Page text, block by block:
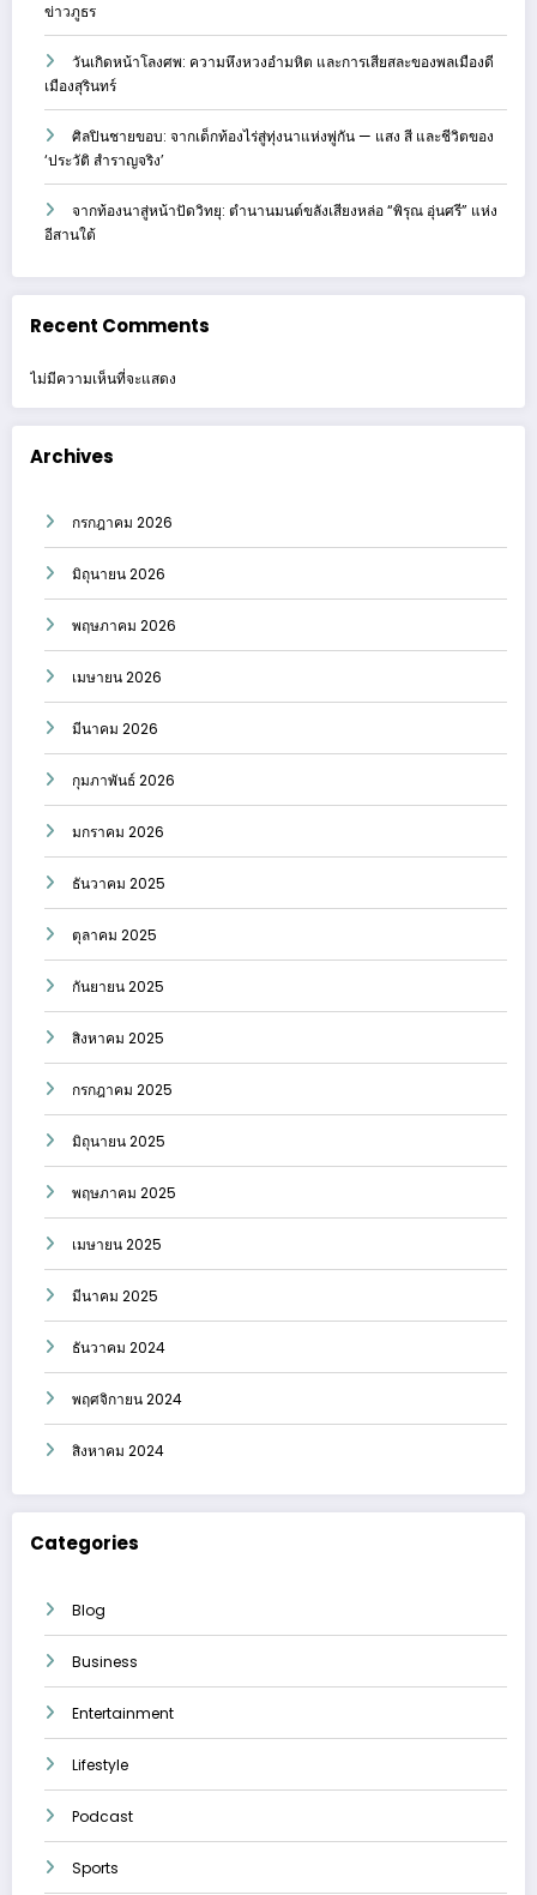
ข่าวภูธร
วันเกิดหน้าโลงศพ: ความหึงหวงอำมหิต และการเสียสละของพลเมืองดี
เมืองสุรินทร์
ศิลปินชายขอบ: จากเด็กท้องไร่สู่ทุ่งนาแห่งพู่กัน — แสง สี และชีวิตของ
‘ประวัติ สำราญจริง’
จากท้องนาสู่หน้าปัดวิทยุ: ตำนานมนต์ขลังเสียงหล่อ “พิรุณ อุ่นศรี” แห่ง
อีสานใต้
Recent Comments
ไม่มีความเห็นที่จะแสดง
Archives
กรกฎาคม 2026
มิถุนายน 2026
พฤษภาคม 2026
เมษายน 2026
มีนาคม 2026
กุมภาพันธ์ 2026
มกราคม 2026
ธันวาคม 2025
ตุลาคม 2025
กันยายน 2025
สิงหาคม 2025
กรกฎาคม 2025
มิถุนายน 2025
พฤษภาคม 2025
เมษายน 2025
มีนาคม 2025
ธันวาคม 2024
พฤศจิกายน 2024
สิงหาคม 2024
Categories
Blog
Business
Entertainment
Lifestyle
Podcast
Sports